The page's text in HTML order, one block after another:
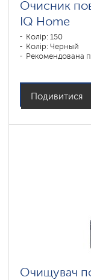
Очисник
IQ Home
Колір: 150
Колір: Черный
Рекомендована
Подивитися
Очищувач